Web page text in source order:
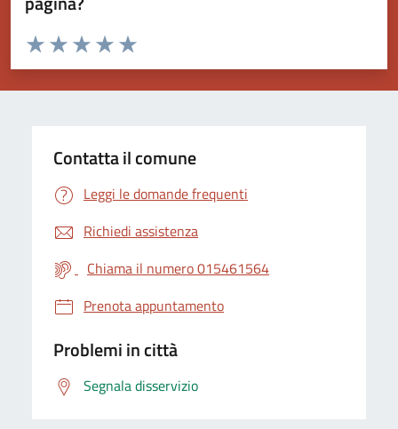
Valuta da 1 a 5 stelle la pagina
Valuta 5 stelle su 5
Valuta 4 stelle su 5
Valuta 3 stelle su 5
Valuta 2 stelle su 5
Valuta 1 stelle su 5
Contatta il comune
Leggi le domande frequenti
Richiedi assistenza
Chiama il numero 015461564
Prenota appuntamento
Problemi in città
Segnala disservizio